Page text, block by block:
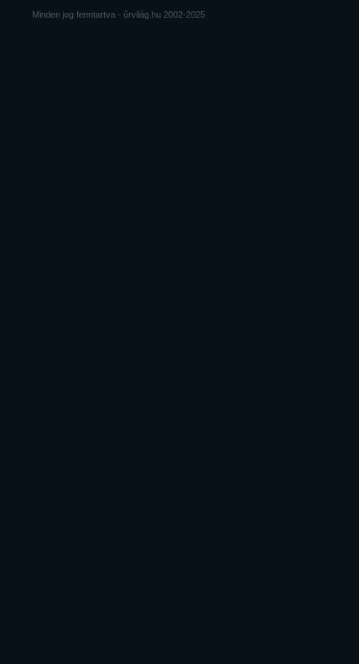
Minden jog fenntartva - űrvilág.hu 2002-2025